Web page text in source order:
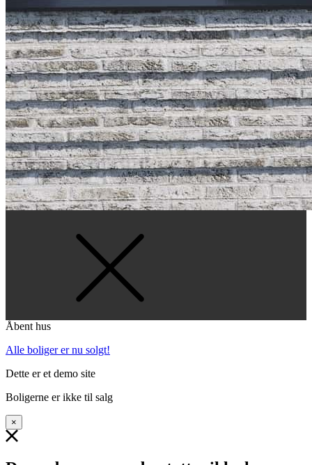
Åbent hus
Alle boliger er nu solgt!
Dette er et demo site
Boligerne er ikke til salg
×